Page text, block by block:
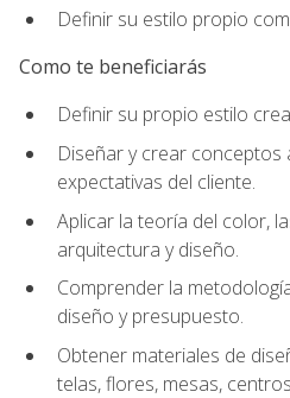
Definir su estilo propio
Como te beneficiarás
Definir su propio estilo
Diseñar y crear conceptos
expectativas del cliente.
Aplicar la teoría del color,
arquitectura y diseño.
Comprender la
diseño y presupuesto.
Obtener materiales de
telas, flores, mesas,